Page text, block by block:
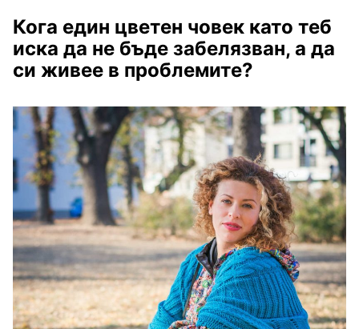
Кога един цветен човек като теб
иска да не бъде забелязван, а да
си живее в проблемите?